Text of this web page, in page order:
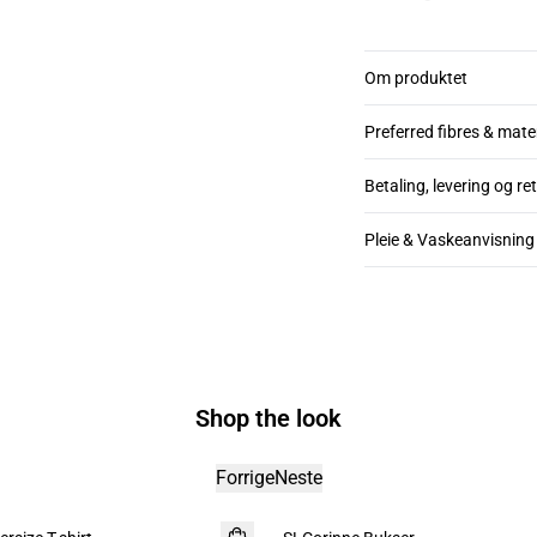
Om produktet
Preferred fibres &
Betaling, levering og
Pleie & Vaskeanvisning
Shop the look
ForrigeNeste